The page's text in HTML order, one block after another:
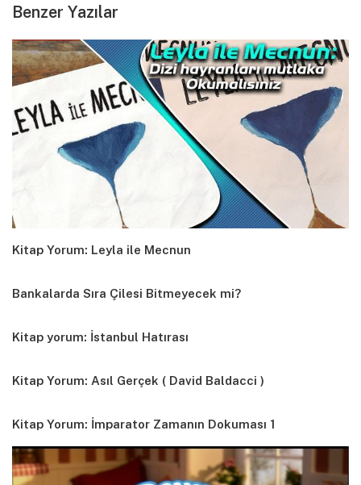
Benzer Yazılar
Kitap Yorum: Leyla ile Mecnun
Bankalarda Sıra Çilesi Bitmeyecek mi?
Kitap yorum: İstanbul Hatırası
Kitap Yorum: Asıl Gerçek ( David Baldacci )
Kitap Yorum: İmparator Zamanın Dokuması 1